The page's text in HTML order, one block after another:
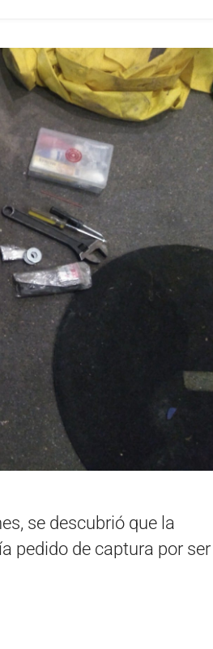
se descubrió que la
pedido de captura por ser